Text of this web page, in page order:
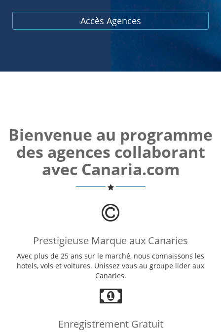
Accès Agences
Bienvenue au programme
des agences collaborant
avec Canaria.com
Prestigieuse Marque aux Canaries
Avec plus de 25 ans sur le marché, nous connaissons les
hotels, vols et voitures. Unissez vous au groupe lider aux
Canaries.
Enregistrement Gratuit